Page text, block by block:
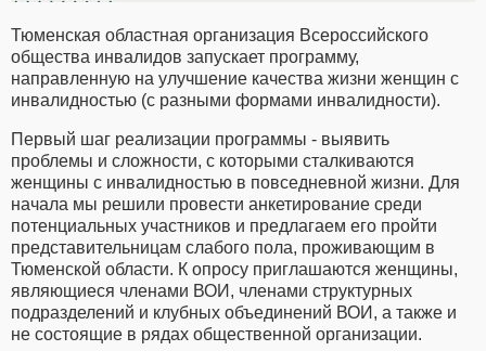
Тюменская областная организация Всероссийского
общества инвалидов запускает программу,
направленную на улучшение качества жизни женщин с
инвалидностью (с разными формами инвалидности).
Первый шаг реализации программы - выявить
проблемы и сложности, с которыми сталкиваются
женщины с инвалидностью в повседневной жизни. Для
начала мы решили провести анкетирование среди
потенциальных участников и предлагаем его пройти
представительницам слабого пола, проживающим в
Тюменской области. К опросу приглашаются женщины,
являющиеся членами ВОИ, членами структурных
подразделений и клубных объединений ВОИ, а также и
не состоящие в рядах общественной организации.